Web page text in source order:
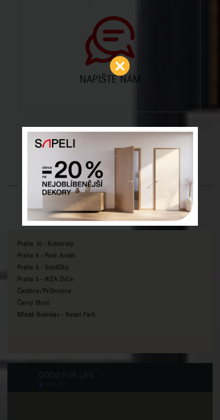
NAPIŠTE NÁM
SÍŤ PRODEJEN DODO
DVEŘE
Praha 10 - Kolovraty
Praha 5 - Park Anděl
Praha 5 - Stodůlky
Praha 5 - IKEA Zličín
Čestlice/Průhonice
Černý Most
Mladá Boleslav - Retail Park